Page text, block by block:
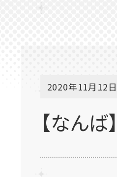
2020年11月12日
【なん